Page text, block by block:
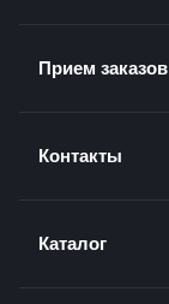
Прием заказов
Контакты
Каталог